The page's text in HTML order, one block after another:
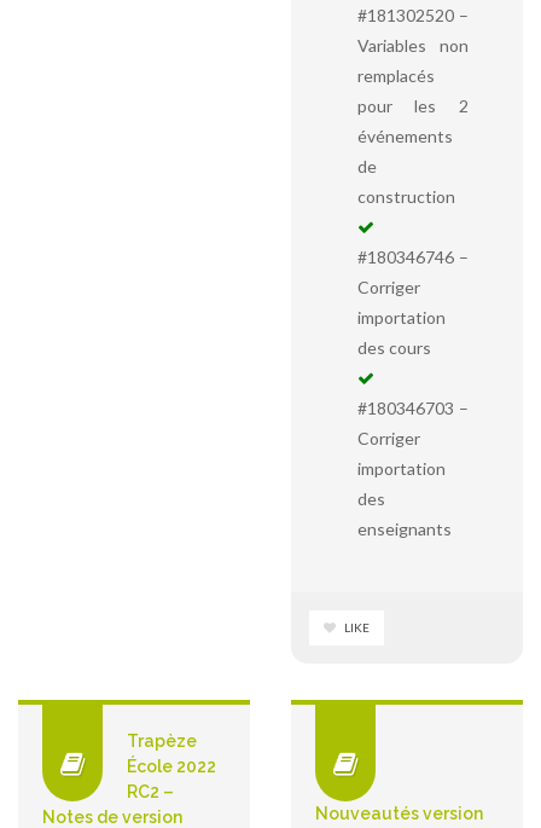
#181302520 –
Variables non
remplacés
pour les 2
événements
de
construction
#180346746 –
Corriger
importation
des cours
#180346703 –
Corriger
importation
des
enseignants
LIKE
Trapèze
École 2022
RC2 –
Notes de version
Nouveautés version